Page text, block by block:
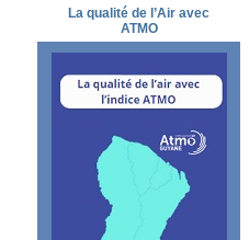
La qualité de l’Air avec
ATMO